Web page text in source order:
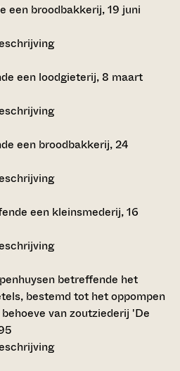
een broodbakkerij, 19 juni
een loodgieterij, 8 maart
een broodbakkerij, 24
een kleinsmederij, 16
betreffende het
bestemd tot het oppompen
van zoutziederij 'De